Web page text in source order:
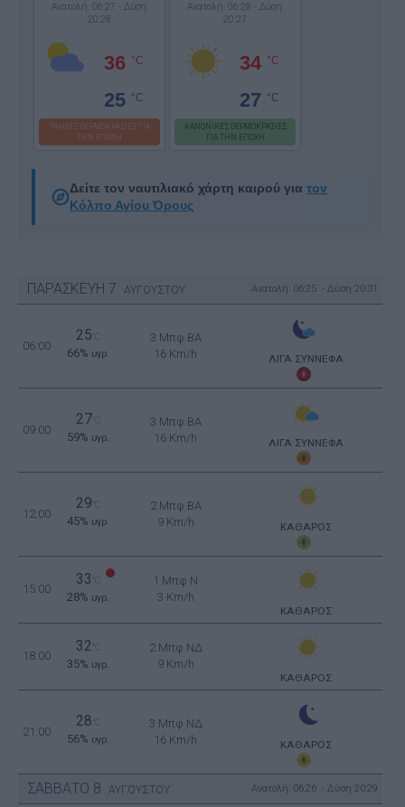
Ανατολή: 06:27 - Δύση:
20:28
36 °C
25 °C
ΥΨΗΛΕΣ ΘΕΡΜΟΚΡΑΣΙΕΣ ΓΙΑ
ΤΗΝ ΕΠΟΧΗ
Ανατολή: 06:28 - Δύση:
20:27
34 °C
27 °C
ΚΑΝΟΝΙΚΕΣ ΘΕΡΜΟΚΡΑΣΙΕΣ
ΓΙΑ ΤΗΝ ΕΠΟΧΗ
Δείτε τον ναυτιλιακό χάρτη καιρού για τον
Κόλπο Αγίου Όρους
ΠΑΡΑΣΚΕΥΗ 7 ΑΥΓΟΥΣΤΟΥ Ανατολή: 06:25 - Δύση 20:31
06:00
25
66% υγρ.
3 Μπφ BA
16 Km/h
ΛΙΓΑ ΣΥΝΝΕΦΑ
09:00
27
59% υγρ.
3 Μπφ BA
16 Km/h
ΛΙΓΑ ΣΥΝΝΕΦΑ
12:00
29
45% υγρ.
2 Μπφ BA
9 Km/h
ΚΑΘΑΡΟΣ
15:00
33
28% υγρ.
1 Μπφ N
3 Km/h
ΚΑΘΑΡΟΣ
18:00
32
35% υγρ.
2 Μπφ ΝΔ
9 Km/h
ΚΑΘΑΡΟΣ
21:00
28
56% υγρ.
3 Μπφ ΝΔ
16 Km/h
ΚΑΘΑΡΟΣ
ΣΑΒΒΑΤΟ 8 ΑΥΓΟΥΣΤΟΥ Ανατολή: 06:26 - Δύση 20:29